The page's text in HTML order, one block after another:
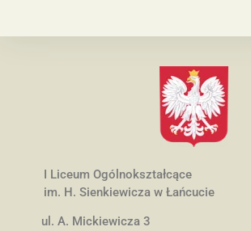
I Liceum Ogólnokształcące
im. H. Sienkiewicza w Łańcucie
ul. A. Mickiewicza 3